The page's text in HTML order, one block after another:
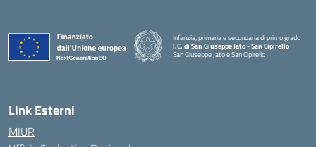
Infanzia, primaria e secondaria di primo grado
I.C. di San Giuseppe Jato - San Cipirello
San Giuseppe Jato e San Cipirello
Link Esterni
MIUR